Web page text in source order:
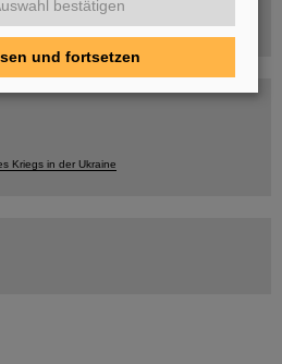
Kriegs in der Ukraine
bestätigen
und fortsetzen